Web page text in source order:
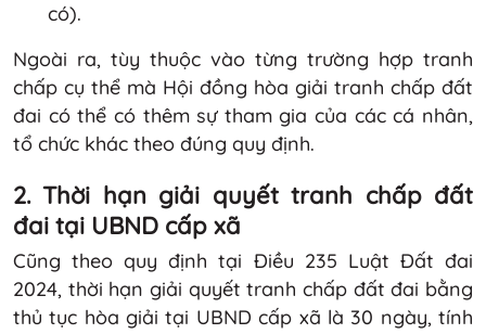
có).
Ngoài ra, tùy thuộc vào từng trường hợp tranh
chấp cụ thể mà Hội đồng hòa giải tranh chấp đất
đai có thể có thêm sự tham gia của các cá nhân,
tổ chức khác theo đúng quy định.
2. Thời hạn giải quyết tranh chấp đất
đai tại UBND cấp xã
Cũng theo quy định tại Điều 235 Luật Đất đai
2024, thời hạn giải quyết tranh chấp đất đai bằng
thủ tục hòa giải tại UBND cấp xã là 30 ngày, tính